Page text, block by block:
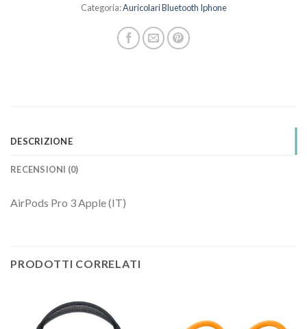
Categoria:Auricolari Bluetooth Iphone
DESCRIZIONE
RECENSIONI (0)
AirPods Pro 3 Apple (IT)
PRODOTTI CORRELATI